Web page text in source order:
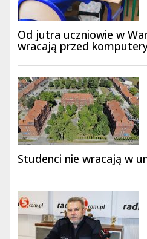
Od jutra uczniowie w
wracają przed
Studenci nie wracają w